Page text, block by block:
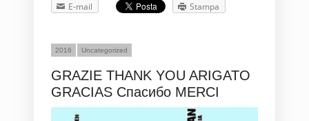
E-mail Stampa
2016 Uncategorized
GRAZIE THANK YOU ARIGATO
GRACIAS Спасибо MERCI